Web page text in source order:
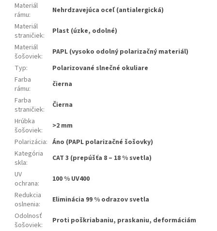
Materiál
rámu:
Nehrdzavejúca oceľ (antialergická)
Materiál
straničiek:
Plast (úzke, odolné)
Materiál
šošoviek:
PAPL (vysoko odolný polarizačný materiál)
Typ:
Polarizované slnečné okuliare
Farba
rámu:
čierna
Farba
straničiek:
Čierna
Hrúbka
šošoviek:
>2 mm
Polarizácia: Áno (PAPL polarizačné šošovky)
Kategória
skla:
CAT 3 (prepúšťa 8 – 18 % svetla)
UV
ochrana:
100 % UV400
Redukcia
oslnenia:
Eliminácia 99 % odrazov svetla
Odolnosť
šošoviek:
Proti poškriabaniu, praskaniu, deformáciám